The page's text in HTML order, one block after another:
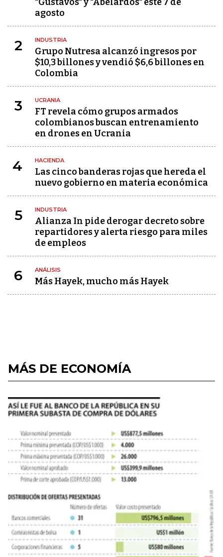
agosto
2 INDUSTRIA
Grupo Nutresa alcanzó ingresos por
$10,3 billones y vendió $6,6 billones en
Colombia
3 UCRANIA
FT revela cómo grupos armados
colombianos buscan entrenamiento
en drones en Ucrania
4 HACIENDA
Las cinco banderas rojas que hereda el
nuevo gobierno en materia económica
5 INDUSTRIA
Alianza In pide derogar decreto sobre
repartidores y alerta riesgo para miles
de empleos
6 ANÁLISIS
Más Hayek, mucho más Hayek
MÁS DE ECONOMÍA